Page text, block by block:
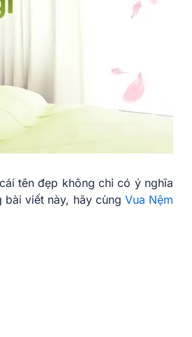
tên đẹp không chỉ có ý nghĩa
bài viết này, hãy cùng Vua Nệm